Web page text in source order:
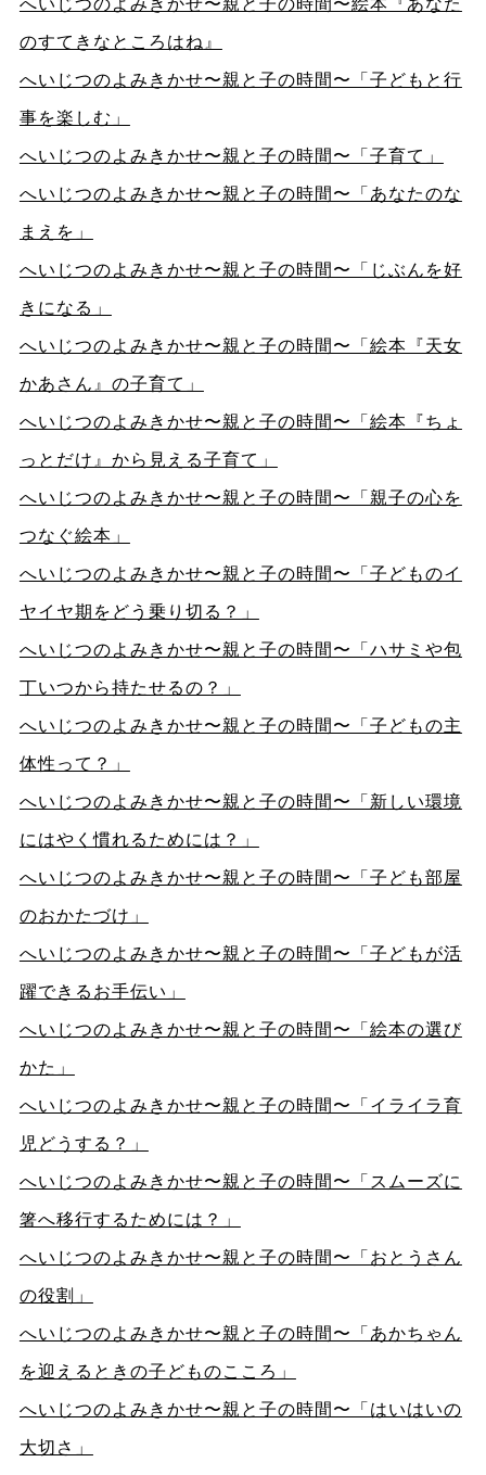
へいじつのよみきかせ〜親と子の時間〜絵本『あなた
のすてきなところはね 』
へいじつのよみきかせ〜親と子の時間〜「子どもと行
事を楽しむ」
へいじつのよみきかせ〜親と子の時間〜「子育て」
へいじつのよみきかせ〜親と子の時間〜「あなたのな
まえを」
へいじつのよみきかせ〜親と子の時間〜「じぶんを好
きになる」
へいじつのよみきかせ〜親と子の時間〜「絵本『天女
かあさん』の子育て」
へいじつのよみきかせ〜親と子の時間〜「絵本『ちょ
っとだけ』から見える子育て」
へいじつのよみきかせ〜親と子の時間〜「親子の心を
つなぐ絵本」
へいじつのよみきかせ〜親と子の時間〜「子どものイ
ヤイヤ期をどう乗り切る？」
へいじつのよみきかせ〜親と子の時間〜「ハサミや包
丁いつから持たせるの？」
へいじつのよみきかせ〜親と子の時間〜「子どもの主
体性って？」
へいじつのよみきかせ〜親と子の時間〜「新しい環境
にはやく慣れるためには？」
へいじつのよみきかせ〜親と子の時間〜「子ども部屋
のおかたづけ」
へいじつのよみきかせ〜親と子の時間〜「子どもが活
躍できるお手伝い」
へいじつのよみきかせ〜親と子の時間〜「絵本の選び
かた」
へいじつのよみきかせ〜親と子の時間〜「イライラ育
児どうする？」
へいじつのよみきかせ〜親と子の時間〜「スムーズに
箸へ移行するためには？」
へいじつのよみきかせ〜親と子の時間〜「おとうさん
の役割」
へいじつのよみきかせ〜親と子の時間〜「あかちゃん
を迎えるときの子どものこころ」
へいじつのよみきかせ〜親と子の時間〜「はいはいの
大切さ」